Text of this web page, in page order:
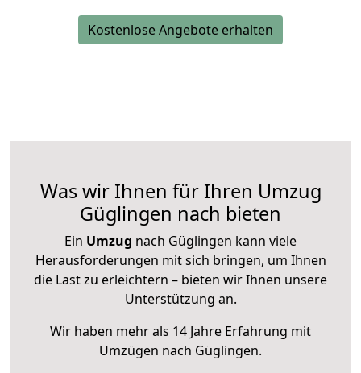
Kostenlose Angebote erhalten
Was wir Ihnen für Ihren Umzug
Güglingen nach bieten
Ein Umzug nach Güglingen kann viele
Herausforderungen mit sich bringen, um Ihnen
die Last zu erleichtern – bieten wir Ihnen unsere
Unterstützung an.
Wir haben mehr als 14 Jahre Erfahrung mit
Umzügen nach Güglingen.